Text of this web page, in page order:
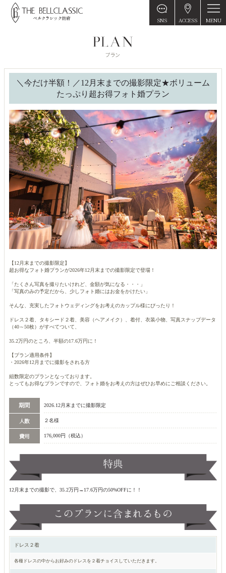
SNS ACCESS MENU
＼今だけ半額！／12月末までの撮影限定★ボリューム
たっぷり超お得フォト婚プラン
【12月末までの撮影限定】
超お得なフォト婚プランが2026年12月末までの撮影限定で登場！
「たくさん写真を撮りたいけれど、金額が気になる・・・」
「写真のみの予定だから、少しフォト婚にはお金をかけたい」
そんな、充実したフォトウェディングをお考えのカップル様にぴったり！
ドレス２着、タキシード２着、美容（ヘアメイク）、着付、衣装小物、写真スナップデータ
（40～50枚）がすべてついて、
35.2万円のところ、半額の17.6万円に！
【プラン適用条件】
・2026年12月までに撮影をされる方
組数限定のプランとなっております。
とってもお得なプランですので、フォト婚をお考えの方はぜひお早めにご相談ください。
2026.12月末までに撮影限定
２名様
176,000円（税込）
12月末までの撮影で、35.2万円→17.6万円の50%OFFに！！
ドレス２着
各種ドレスの中からお好みのドレスを２着チョイスしていただきます。